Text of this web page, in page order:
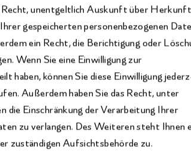
Recht, unentgeltlich Auskunft über
gespeicherten personenbezogenen
ein Recht, die Berichtigung oder
Wenn Sie eine Einwilligung zur
haben, können Sie diese Einwilligung
Außerdem haben Sie das Recht, unter
die Einschränkung der Verarbeitung Ihrer
zu verlangen. Des Weiteren steht Ihnen
zuständigen Aufsichtsbehörde zu.